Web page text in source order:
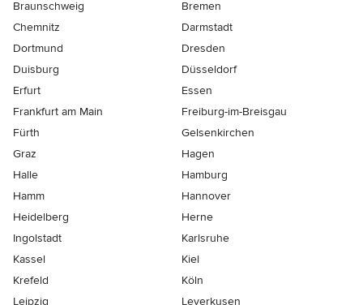
Braunschweig
Bremen
Chemnitz
Darmstadt
Dortmund
Dresden
Duisburg
Düsseldorf
Erfurt
Essen
Frankfurt am Main
Freiburg-im-Breisgau
Fürth
Gelsenkirchen
Graz
Hagen
Halle
Hamburg
Hamm
Hannover
Heidelberg
Herne
Ingolstadt
Karlsruhe
Kassel
Kiel
Krefeld
Köln
Leipzig
Leverkusen